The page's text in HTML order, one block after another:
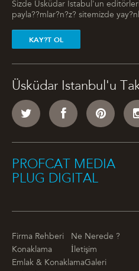
Sizde Üsküdar Istabul'un
payla??mlar?n?z? sitemizde
KAY?T OL
Üsküdar Istanbul'u
PROFCAT MEDIA
PLUG DIGITAL
Firma Rehberi
Ne Nerede ?
Konaklama
İletişim
Emlak & KonaklamaGaleri